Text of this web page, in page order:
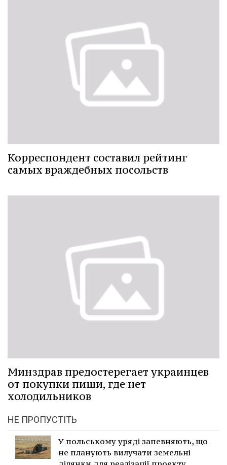
Корреспондент составил рейтинг
самых враждебных посольств
Минздрав предостерегает украинцев
от покупки пищи, где нет
холодильников
НЕ ПРОПУСТІТЬ
У польському уряді запевняють, що
не планують вилучати земельні